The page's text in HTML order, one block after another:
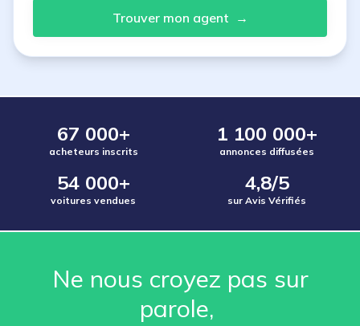
Trouver mon agent →
67 000+
acheteurs inscrits
1 100 000+
annonces diffusées
54 000+
voitures vendues
4,8/5
sur Avis Vérifiés
Ne nous croyez pas sur
parole, ️